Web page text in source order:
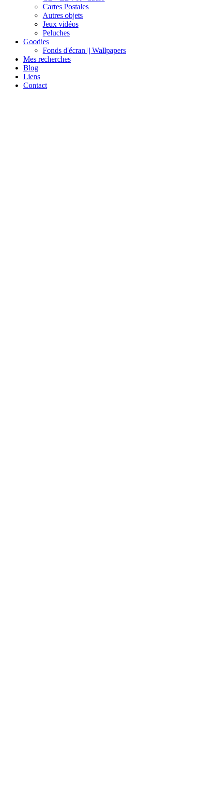
Cartes Postales
Autres objets
Jeux vidéos
Peluches
Goodies
Fonds d'écran || Wallpapers
Mes recherches
Blog
Liens
Contact